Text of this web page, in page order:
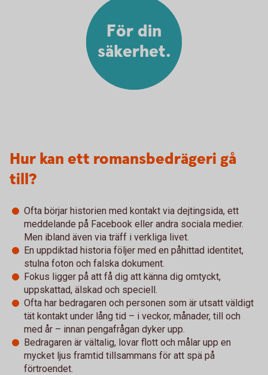
För din
säkerhet.
Hur kan ett romansbedrägeri gå
till?
Ofta börjar historien med kontakt via dejtingsida, ett
meddelande på Facebook eller andra sociala medier.
Men ibland även via träff i verkliga livet.
En uppdiktad historia följer med en påhittad identitet,
stulna foton och falska dokument.
Fokus ligger på att få dig att känna dig omtyckt,
uppskattad, älskad och speciell.
Ofta har bedragaren och personen som är utsatt väldigt
tät kontakt under lång tid – i veckor, månader, till och
med år – innan pengafrågan dyker upp.
Bedragaren är vältalig, lovar flott och målar upp en
mycket ljus framtid tillsammans för att spä på
förtroendet.